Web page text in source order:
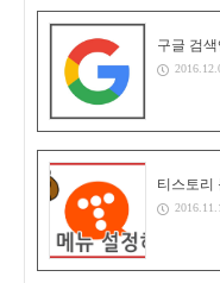
구글 검
티스토리